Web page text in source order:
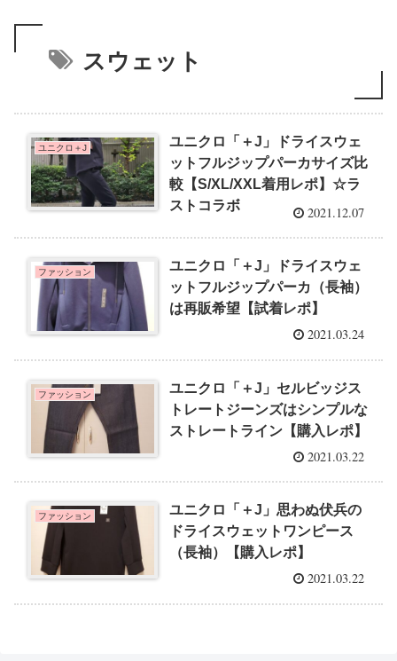
スウェット
ユニクロ＋J
ユニクロ「＋J」ドライスウェ
ットフルジップパーカサイズ比
較【S/XL/XXL着用レポ】☆ラ
ストコラボ
2021.12.07
ファッション
ユニクロ「＋J」ドライスウェ
ットフルジップパーカ（長袖）
は再販希望【試着レポ】
2021.03.24
ファッション
ユニクロ「＋J」セルビッジス
トレートジーンズはシンプルな
ストレートライン【購入レポ】
2021.03.22
ファッション
ユニクロ「＋J」思わぬ伏兵の
ドライスウェットワンピース
（長袖）【購入レポ】
2021.03.22